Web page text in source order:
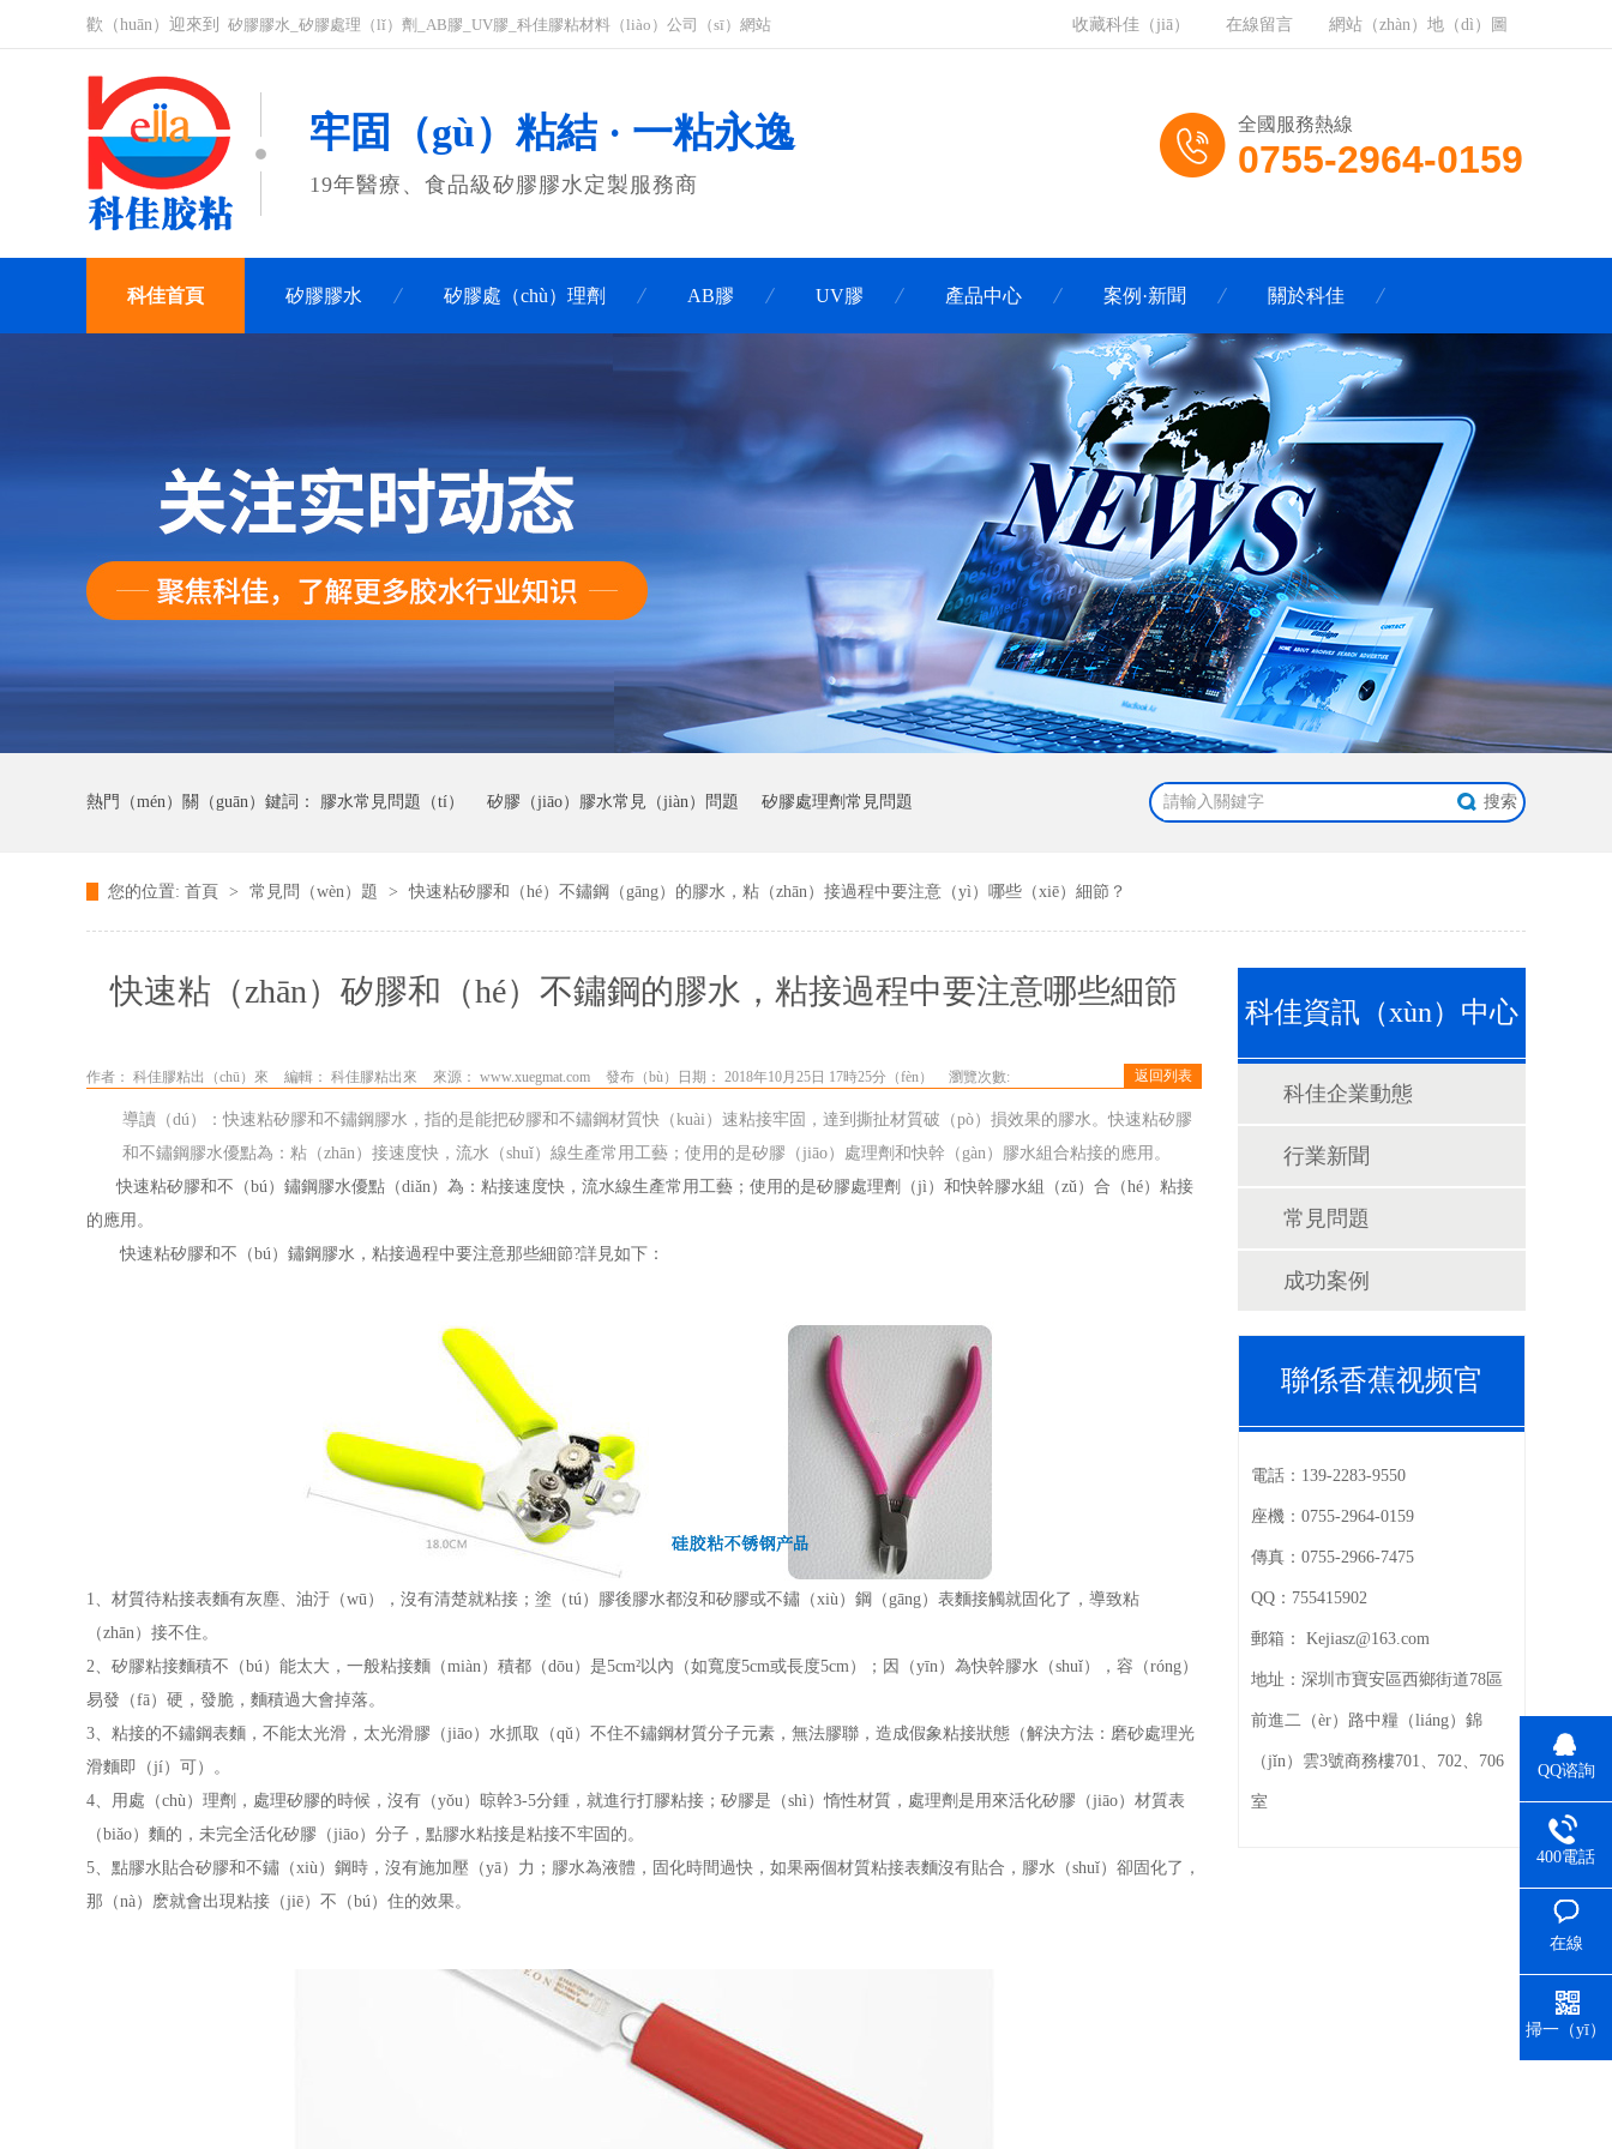
歡（huān）迎來到 矽膠膠水_矽膠處理（lǐ）劑_AB膠_UV膠_科佳膠粘材料（liào）公司（sī）網站 收藏科佳（jiā） 在線留言 網站（zhàn）地（dì）圖
牢固（gù）粘結 · 一粘永逸
19年醫療、食品級矽膠膠水定製服務商
全國服務熱線
0755-2964-0159
科佳首頁 矽膠膠水 矽膠處（chù）理劑 AB膠 UV膠 產品中心 案例·新聞 關於科佳
熱門（mén）關（guān）鍵詞： 膠水常見問題（tí） 矽膠（jiāo）膠水常見（jiàn）問題 矽膠處理劑常見問題
AB膠常見問題 快幹膠膠常見問題
您的位置: 首頁 > 常見問（wèn）題 > 快速粘矽膠和（hé）不鏽鋼（gāng）的膠水，粘（zhān）接過程中要注意（yì）哪些（xiē）細節？
快速粘（zhān）矽膠和（hé）不鏽鋼的膠水，粘接過程中要注意哪些細節
返回列表
作者： 科佳膠粘出（chū）來 編輯： 科佳膠粘出來 來源： www.xuegmat.com 發布（bù）日期： 2018年10月25日 17時25分（fèn） 瀏覽次數:
導讀（dú）：快速粘矽膠和不鏽鋼膠水，指的是能把矽膠和不鏽鋼材質快（kuài）速粘接牢固，達到撕扯材質破（pò）損效果的膠水。快速粘矽膠
和不鏽鋼膠水優點為：粘（zhān）接速度快，流水（shuǐ）線生產常用工藝；使用的是矽膠（jiāo）處理劑和快幹（gàn）膠水組合粘接的應用。
快速粘矽膠和不（bú）鏽鋼膠水優點（diǎn）為：粘接速度快，流水線生產常用工藝；使用的是矽膠處理劑（jì）和快幹膠水組（zǔ）合（hé）粘接
的應用。
快速粘矽膠和不（bú）鏽鋼膠水，粘接過程中要注意那些細節?詳見如下：
1、材質待粘接表麵有灰塵、油汙（wū），沒有清楚就粘接；塗（tú）膠後膠水都沒和矽膠或不鏽（xiù）鋼（gāng）表麵接觸就固化了，導致粘
（zhān）接不住。
2、矽膠粘接麵積不（bú）能太大，一般粘接麵（miàn）積都（dōu）是5cm²以內（如寬度5cm或長度5cm）；因（yīn）為快幹膠水（shuǐ），容（róng）
易發（fā）硬，發脆，麵積過大會掉落。
3、粘接的不鏽鋼表麵，不能太光滑，太光滑膠（jiāo）水抓取（qǔ）不住不鏽鋼材質分子元素，無法膠聯，造成假象粘接狀態（解決方法：磨砂處理光
滑麵即（jí）可）。
4、用處（chù）理劑，處理矽膠的時候，沒有（yǒu）晾幹3-5分鍾，就進行打膠粘接；矽膠是（shì）惰性材質，處理劑是用來活化矽膠（jiāo）材質表
（biǎo）麵的，未完全活化矽膠（jiāo）分子，點膠水粘接是粘接不牢固的。
5、點膠水貼合矽膠和不鏽（xiù）鋼時，沒有施加壓（yā）力；膠水為液體，固化時間過快，如果兩個材質粘接表麵沒有貼合，膠水（shuǐ）卻固化了，
那（nà）麽就會出現粘接（jiē）不（bú）住的效果。
科佳資訊（xùn）中心
科佳企業動態
行業新聞
常見問題
成功案例
聯係香蕉视频官
電話： 139-2283-9550
座機： 0755-2964-0159
傳真： 0755-2966-7475
QQ： 755415902
郵箱： Kejiasz@163.com
地址： 深圳市寶安區西鄉街道78區
前進二（èr）路中糧（liáng）錦
（jǐn）雲3號商務樓701、702、706
室
QQ谘詢
400電話
在線
言
掃一（yī）